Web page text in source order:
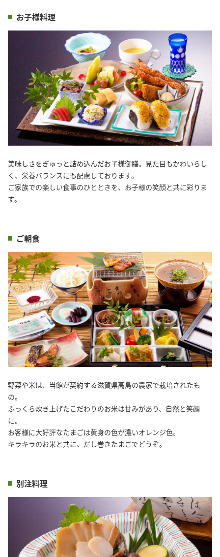
お子様料理
美味しさをぎゅっと詰め込んだお子様御膳。見た目もかわいらし
く、栄養バランスにも配慮しております。
ご家族での楽しい食事のひとときを、お子様の笑顔と共に彩りま
す。
ご朝食
野菜や米は、当館が契約する滋賀県高島の農家で栽培されたも
の。
ふっくら炊き上げたこだわりのお米は甘みがあり、自然と笑顔
に。
お客様に大好評なたまごは黄身の色が濃いオレンジ色。
キラキラのお米と共に、だし巻きたまごでどうぞ。
別注料理